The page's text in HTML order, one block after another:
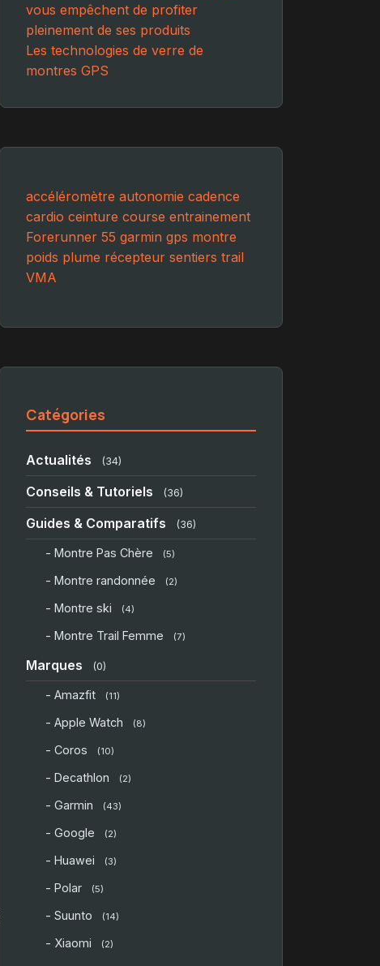
vous empêchent de profiter
pleinement de ses produits
Les technologies de verre de
montres GPS
accéléromètre autonomie cadence
cardio ceinture course entrainement
Forerunner 55 garmin gps montre
poids plume récepteur sentiers trail
VMA
Catégories
Actualités (34)
Conseils & Tutoriels (36)
Guides & Comparatifs (36)
- Montre Pas Chère (5)
- Montre randonnée (2)
- Montre ski (4)
- Montre Trail Femme (7)
Marques (0)
- Amazfit (11)
- Apple Watch (8)
- Coros (10)
- Decathlon (2)
- Garmin (43)
- Google (2)
- Huawei (3)
- Polar (5)
- Suunto (14)
- Xiaomi (2)